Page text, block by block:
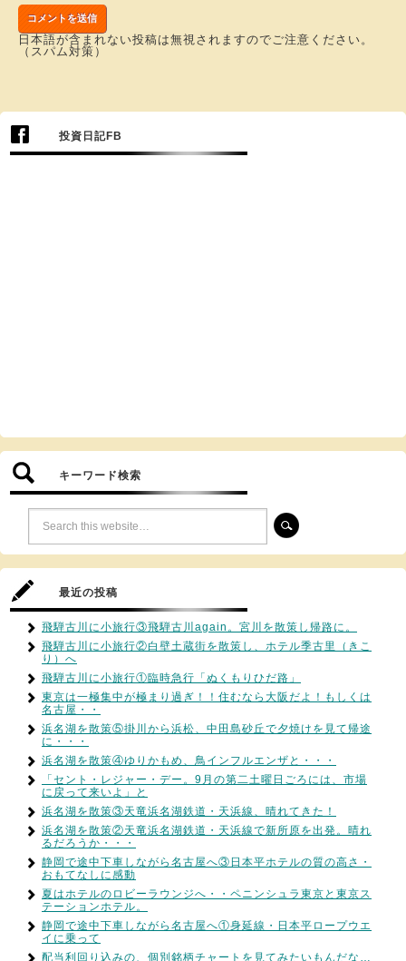
日本語が含まれない投稿は無視されますのでご注意ください。
（スパム対策）
投資日記FB
キーワード検索
最近の投稿
飛騨古川に小旅行③飛騨古川again。宮川を散策し帰路に。
飛騨古川に小旅行②白壁土蔵街を散策し、ホテル季古里（きこ
り）へ
飛騨古川に小旅行①臨時急行「ぬくもりひだ路」
東京は一極集中が極まり過ぎ！！住むなら大阪だよ！もしくは
名古屋・・
浜名湖を散策⑤掛川から浜松、中田島砂丘で夕焼けを見て帰途
に・・・
浜名湖を散策④ゆりかもめ、鳥インフルエンザと・・・
「セント・レジャー・デー。9月の第二土曜日ごろには、市場
に戻って来いよ」と
浜名湖を散策③天竜浜名湖鉄道・天浜線、晴れてきた！
浜名湖を散策②天竜浜名湖鉄道・天浜線で新所原を出発。晴れ
るだろうか・・・
静岡で途中下車しながら名古屋へ③日本平ホテルの質の高さ・
おもてなしに感動
夏はホテルのロビーラウンジへ・・ペニンシュラ東京と東京ス
テーションホテル。
静岡で途中下車しながら名古屋へ①身延線・日本平ロープウエ
イに乗って
配当利回り込みの、個別銘柄チャートを見てみたいもんだな…